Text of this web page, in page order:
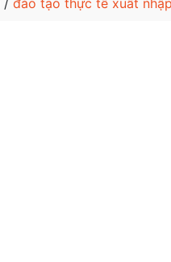
/ đào tạo thực tế xuất